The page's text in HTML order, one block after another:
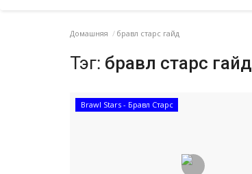
Домашняя бравл старс гайд
Тэг: бравл старс гайд
Brawl Stars - Бравл Старс